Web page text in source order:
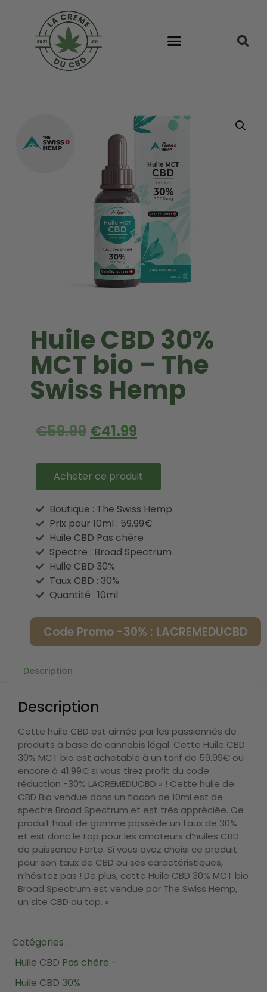
Huile CBD 30%
MCT bio – The
Swiss Hemp
€59.99 €41.99
Acheter ce produit
Boutique : The Swiss Hemp
Prix pour 10ml : 59.99€
Huile CBD Pas chère
Spectre : Broad Spectrum
Huile CBD 30%
Taux CBD : 30%
Quantité : 10ml
Code Promo -30% : LACREMEDUCBD
Description
Description
Cette huile CBD est aimée par les passionnés de
produits à base de cannabis légal. Cette Huile CBD
30% MCT bio est achetable à un tarif de 59.99€ ou
encore à 41.99€ si vous tirez profit du code
réduction -30% LACREMEDUCBD » ! Cette huile de
CBD Bio vendue dans un flacon de 10ml est de
spectre Broad Spectrum et est très appréciée. Ce
produit haut de gamme possède un taux de 30%
et est donc le top pour les amateurs d’huiles CBD
de puissance Forte. Si vous avez choisi ce produit
pour son taux de CBD ou ses caractéristiques,
n’hésitez pas ! De plus, cette Huile CBD 30% MCT bio
Broad Spectrum est vendue par The Swiss Hemp,
un site CBD au top. »
Catégories :
Huile CBD Pas chère -
Huile CBD 30%